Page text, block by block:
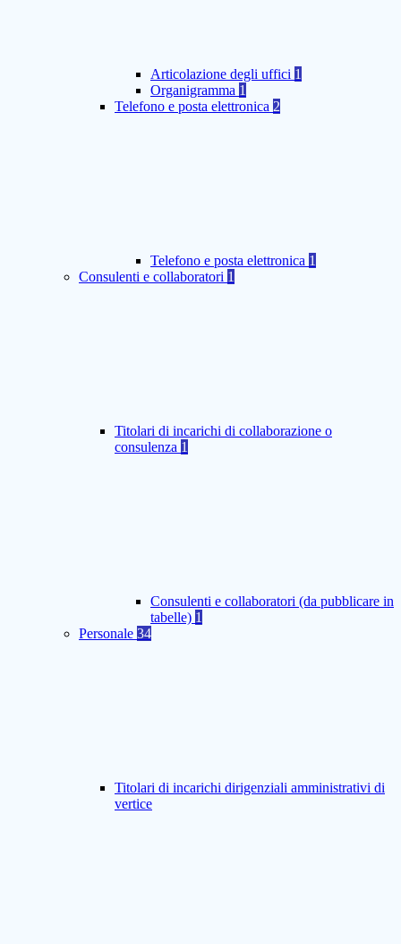
Articolazione degli uffici 1
Organigramma 1
Telefono e posta elettronica 2
Telefono e posta elettronica 1
Consulenti e collaboratori 1
Titolari di incarichi di collaborazione o
consulenza 1
Consulenti e collaboratori (da pubblicare in
tabelle) 1
Personale 34
Titolari di incarichi dirigenziali amministrativi di
vertice